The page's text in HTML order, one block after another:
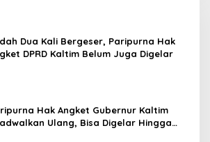
Dua Kali Bergeser, Paripurna Hak
DPRD Kaltim Belum Juga Digelar
Hak Angket Gubernur Kaltim
Ulang, Bisa Digelar Hingga